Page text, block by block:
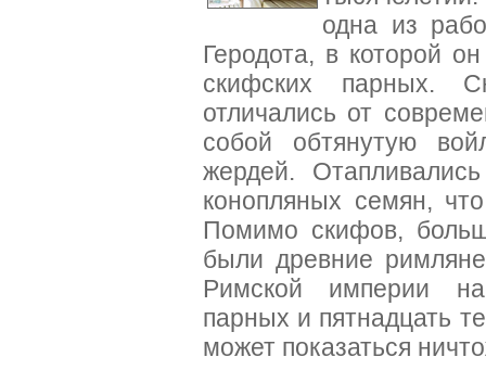
одна из
Геродота, в которой
скифских парных.
отличались от
собой обтянутую
жердей.
конопляных семян,
Помимо скифов,
были древние
Римской империи
парных и пятнадцать
может показаться